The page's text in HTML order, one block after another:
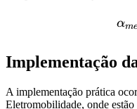
αm
Implementação
A implementação prática
Eletromobilidade, onde